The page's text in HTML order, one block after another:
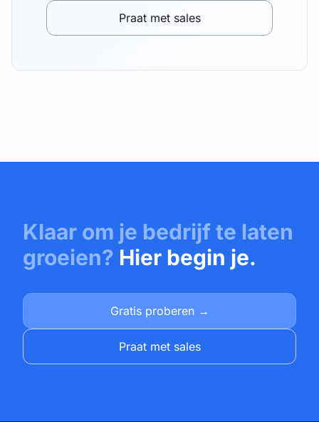
Praat met sales
Klaar om je bedrijf te laten
groeien? Hier begin je.
Gratis proberen →
Praat met sales